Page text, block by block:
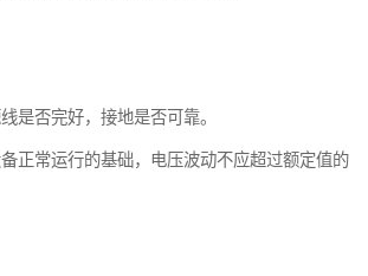
是否完好，接地是否可靠。
正常运行的基础，电压波动不应超过额定值的